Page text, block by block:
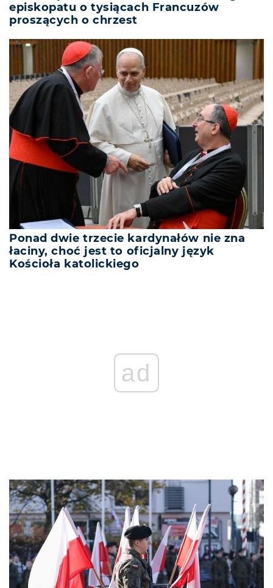
episkopatu o tysiącach Francuzów
proszących o chrzest
Ponad dwie trzecie kardynałów nie zna
łaciny, choć jest to oficjalny język
Kościoła katolickiego
ad